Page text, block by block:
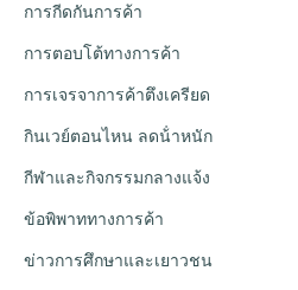
การกีดกันการค้า
การตอบโต้ทางการค้า
การเจรจาการค้าตึงเครียด
กินเวย์ตอนไหน ลดน้ําหนัก
กีฬาและกิจกรรมกลางแจ้ง
ข้อพิพาททางการค้า
ข่าวการศึกษาและเยาวชน